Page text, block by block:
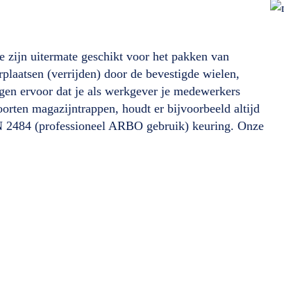
zijn uitermate geschikt voor het pakken van
(verrijden) door de bevestigde wielen,
ervoor dat je als werkgever je medewerkers
magazijntrappen, houdt er bijvoorbeeld altijd
(professioneel ARBO gebruik) keuring. Onze